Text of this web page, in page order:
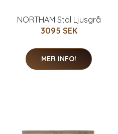
NORTHAM Stol Ljusgrå
3095 SEK
MER INFO!